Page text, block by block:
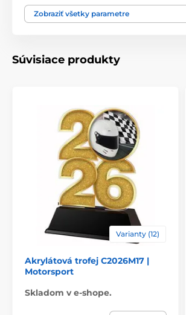
Motív
Zobraziť všetky parametre
Súvisiace produkty
Varianty (12)
Akrylátová trofej C2026M17 |
Motorsport
Skladom v e-shope.